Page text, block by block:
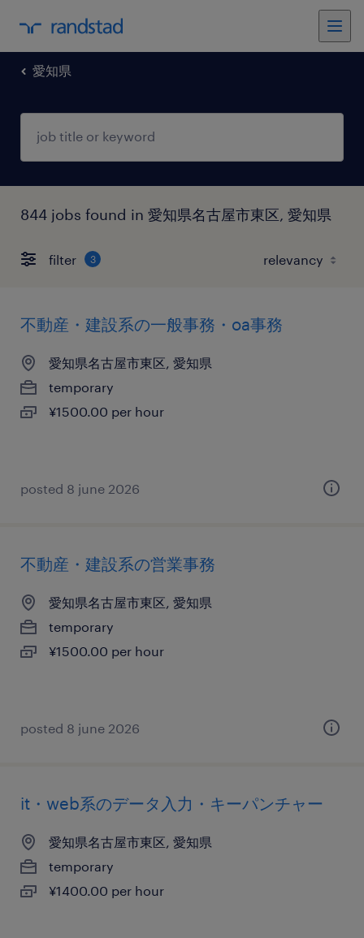
愛知県
844 jobs found in 愛知県名古屋市東区, 愛知県
filter 3
不動産・建設系の一般事務・oa事務
愛知県名古屋市東区, 愛知県
temporary
¥1500.00 per hour
posted 8 june 2026
不動産・建設系の営業事務
愛知県名古屋市東区, 愛知県
temporary
¥1500.00 per hour
posted 8 june 2026
it・web系のデータ入力・キーパンチャー
愛知県名古屋市東区, 愛知県
temporary
¥1400.00 per hour